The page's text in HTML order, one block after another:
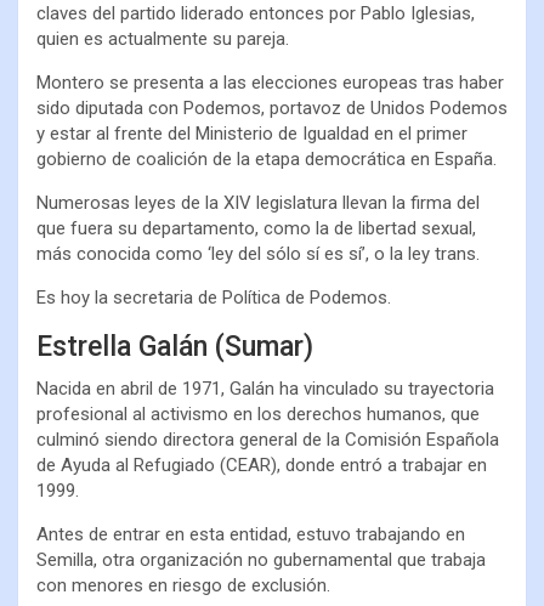
claves del partido liderado entonces por Pablo Iglesias,
quien es actualmente su pareja.
Montero se presenta a las elecciones europeas tras haber
sido diputada con Podemos, portavoz de Unidos Podemos
y estar al frente del Ministerio de Igualdad en el primer
gobierno de coalición de la etapa democrática en España.
Numerosas leyes de la XIV legislatura llevan la firma del
que fuera su departamento, como la de libertad sexual,
más conocida como ‘ley del sólo sí es sí’, o la ley trans.
Es hoy la secretaria de Política de Podemos.
Estrella Galán (Sumar)
Nacida en abril de 1971, Galán ha vinculado su trayectoria
profesional al activismo en los derechos humanos, que
culminó siendo directora general de la Comisión Española
de Ayuda al Refugiado (CEAR), donde entró a trabajar en
1999.
Antes de entrar en esta entidad, estuvo trabajando en
Semilla, otra organización no gubernamental que trabaja
con menores en riesgo de exclusión.